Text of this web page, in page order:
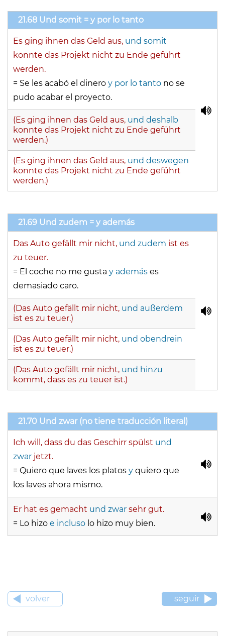
21.68 Und somit = y por lo tanto
Es ging ihnen das Geld aus, und somit
konnte das Projekt nicht zu Ende geführt
werden.
= Se les acabó el dinero y por lo tanto no se
pudo acabar el proyecto.
(Es ging ihnen das Geld aus, und deshalb
konnte das Projekt nicht zu Ende geführt
werden.)
(Es ging ihnen das Geld aus, und deswegen
konnte das Projekt nicht zu Ende geführt
werden.)
21.69 Und zudem = y además
Das Auto gefällt mir nicht, und zudem ist es
zu teuer.
= El coche no me gusta y además es
demasiado caro.
(Das Auto gefällt mir nicht, und außerdem
ist es zu teuer.)
(Das Auto gefällt mir nicht, und obendrein
ist es zu teuer.)
(Das Auto gefällt mir nicht, und hinzu
kommt, dass es zu teuer ist.)
21.70 Und zwar (no tiene traducción literal)
Ich will, dass du das Geschirr spülst und
zwar jetzt.
= Quiero que laves los platos y quiero que
los laves ahora mismo.
Er hat es gemacht und zwar sehr gut.
= Lo hizo e incluso lo hizo muy bien.
volver seguir